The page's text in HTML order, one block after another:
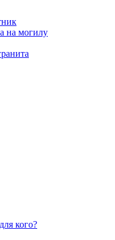
на могилу
кого?